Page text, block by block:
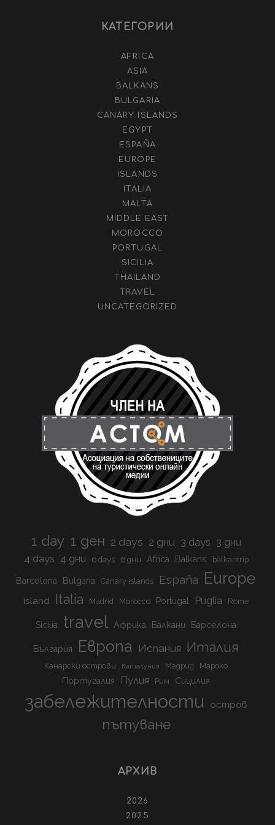
КАТЕГОРИИ
AFRICA
ASIA
BALKANS
BULGARIA
CANARY ISLANDS
EGYPT
ESPAÑA
EUROPE
ISLANDS
ITALIA
MALTA
MIDDLE EAST
MOROCCO
PORTUGAL
SICILIA
THAILAND
TRAVEL
UNCATEGORIZED
1 day 1 ден 2 days 2 дни 3 days 3 дни
4 days 4 дни 6 days 6 дни Africa Balkans balkantrip
Barcelona Bulgaria Canary islands España Europe
island Italia Madrid Morocco Portugal Puglia Rome
Sicilia travel Африка Балкани Барселона
България Европа Испания Италия
Канарски острови Каталуния Мадрид Мароко
Португалия Пулия Рим Сицилия
забележителности остров
пътуване
АРХИВ
2026
2025